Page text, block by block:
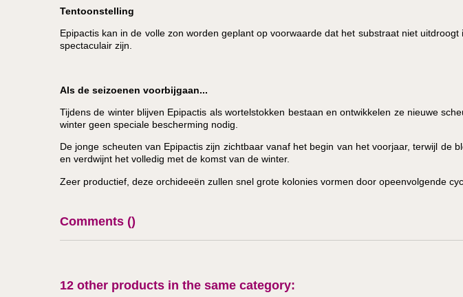
Tentoonstelling
Epipactis kan in de volle zon worden geplant op voorwaarde dat het substraat niet
spectaculair zijn.
Als de seizoenen voorbijgaan...
Tijdens de winter blijven Epipactis als wortelstokken bestaan en ontwikkelen ze nieuwe
winter geen speciale bescherming nodig.
De jonge scheuten van Epipactis zijn zichtbaar vanaf het begin van het voorjaar, terwijl
en verdwijnt het volledig met de komst van de winter.
Zeer productief, deze orchideeën zullen snel grote kolonies vormen door opeenvolgende
Comments ()
12 other products in the same category: